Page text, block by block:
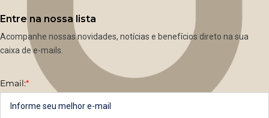
Entre na nossa lista
Acompanhe nossas novidades, notícias e benefícios direto na sua
caixa de e-mails.
Email:*